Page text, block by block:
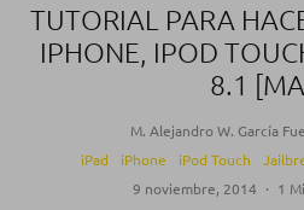
TUTORIAL PARA
IPHONE, IPOD
8.1
M. Alejandro W. García
iPad
iPhone iPod Touch
9 noviembre, 2014 · 1